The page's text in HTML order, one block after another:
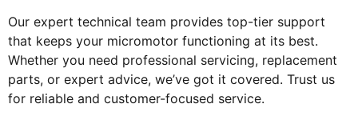
Our expert technical team provides top-tier support
that keeps your micromotor functioning at its best.
Whether you need professional servicing, replacement
parts, or expert advice, we’ve got it covered. Trust us
for reliable and customer-focused service.